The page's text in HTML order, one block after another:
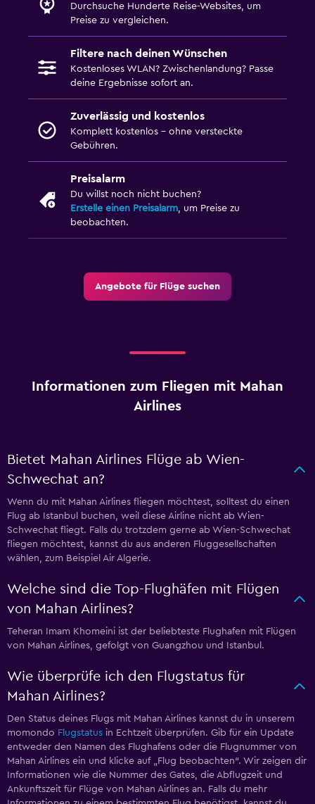
Durchsuche Hunderte Reise-Websites, um
Preise zu vergleichen.
Filtere nach deinen Wünschen
Kostenloses WLAN? Zwischenlandung? Passe
deine Ergebnisse sofort an.
Zuverlässig und kostenlos
Komplett kostenlos – ohne versteckte
Gebühren.
Preisalarm
Du willst noch nicht buchen?
Erstelle einen Preisalarm , um Preise zu
beobachten.
Angebote für Flüge suchen
Informationen zum Fliegen mit Mahan
Airlines
Bietet Mahan Airlines Flüge ab Wien-
Schwechat an?
Wenn du mit Mahan Airlines fliegen möchtest, solltest du einen
Flug ab Istanbul buchen, weil diese Airline nicht ab Wien-
Schwechat fliegt. Falls du trotzdem gerne ab Wien-Schwechat
fliegen möchtest, kannst du aus anderen Fluggesellschaften
wählen, zum Beispiel Air Algerie.
Welche sind die Top-Flughäfen mit Flügen
von Mahan Airlines?
Teheran Imam Khomeini ist der beliebteste Flughafen mit Flügen
von Mahan Airlines, gefolgt von Guangzhou und Istanbul.
Wie überprüfe ich den Flugstatus für
Mahan Airlines?
Den Status deines Flugs mit Mahan Airlines kannst du in unserem
momondo Flugstatus in Echtzeit überprüfen. Gib für ein Update
entweder den Namen des Flughafens oder die Flugnummer von
Mahan Airlines ein und klicke auf „Flug beobachten“. Wir zeigen dir
Informationen wie die Nummer des Gates, die Abflugzeit und
Ankunftszeit für Flüge von Mahan Airlines an. Falls du mehr